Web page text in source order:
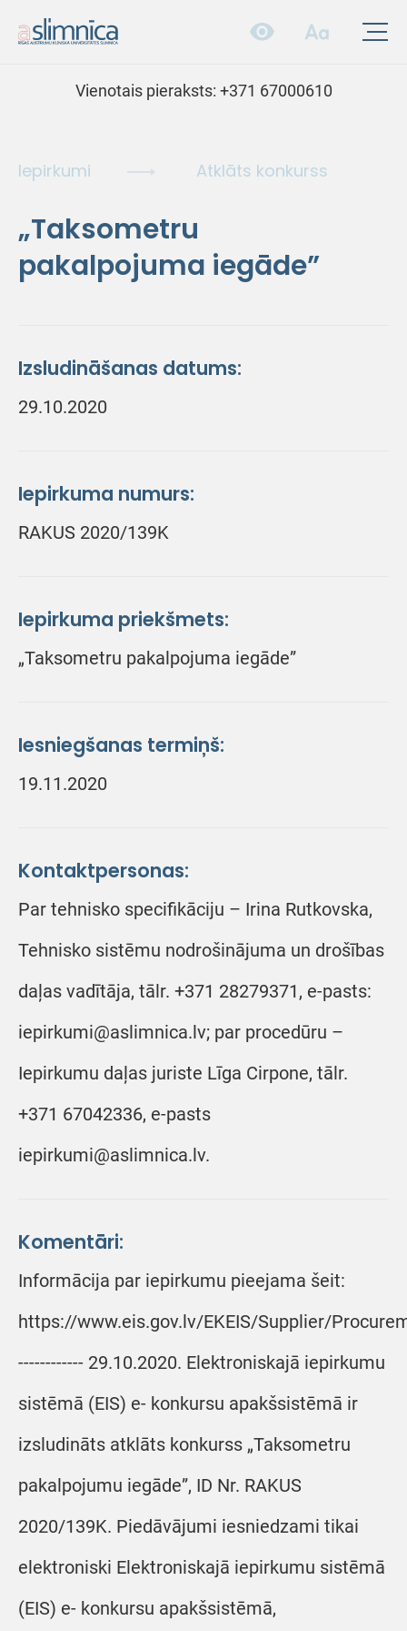
Vienotais pieraksts: +371 67000610
Iepirkumi Atklāts konkurss
„Taksometru
pakalpojuma iegāde”
Izsludināšanas datums:
29.10.2020
Iepirkuma numurs:
RAKUS 2020/139K
Iepirkuma priekšmets:
„Taksometru pakalpojuma iegāde”
Iesniegšanas termiņš:
19.11.2020
Kontaktpersonas:
Par tehnisko specifikāciju – Irina Rutkovska,
Tehnisko sistēmu nodrošinājuma un drošības
daļas vadītāja, tālr. +371 28279371, e-pasts:
iepirkumi@aslimnica.lv; par procedūru –
Iepirkumu daļas juriste Līga Cirpone, tālr.
+371 67042336, e-pasts
iepirkumi@aslimnica.lv.
Komentāri:
Informācija par iepirkumu pieejama šeit:
https://www.eis.gov.lv/EKEIS/Supplier/
------------ 29.10.2020. Elektroniskajā iepirkumu
sistēmā (EIS) e- konkursu apakšsistēmā ir
izsludināts atklāts konkurss „Taksometru
pakalpojumu iegāde”, ID Nr. RAKUS
2020/139K. Piedāvājumi iesniedzami tikai
elektroniski Elektroniskajā iepirkumu sistēmā
(EIS) e- konkursu apakšsistēmā,